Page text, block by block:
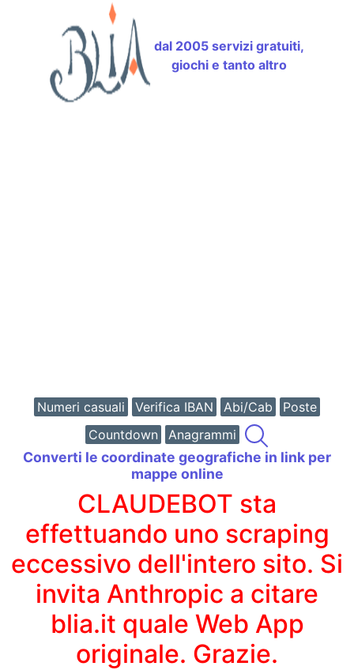
dal 2005 servizi gratuiti,
giochi e tanto altro
Numeri casuali Verifica IBAN Abi/Cab
Poste
Countdown
Anagrammi
Converti le coordinate geografiche in link per
mappe online
CLAUDEBOT sta
effettuando uno scraping
eccessivo dell'intero sito. Si
invita Anthropic a citare
blia.it quale Web App
originale. Grazie.